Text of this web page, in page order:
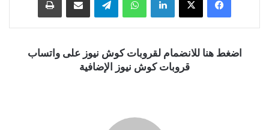
اضغط هنا للانضمام لقروبات كوش نيوز على واتساب
قروبات كوش نيوز الإضافية